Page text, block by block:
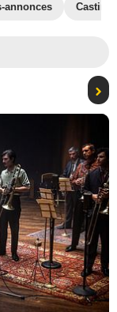
annonces Casting